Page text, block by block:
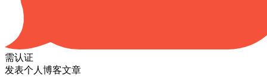
需认证
发表个人博客文章